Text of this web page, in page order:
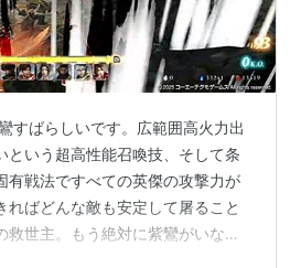
すばらしいです。広範囲高火力出
という超高性能召喚技、そして条
有戦法ですべての英傑の攻撃力が
ればどんな敵も安定して屠ること
救世主。もう絶対に紫鸞がいなか